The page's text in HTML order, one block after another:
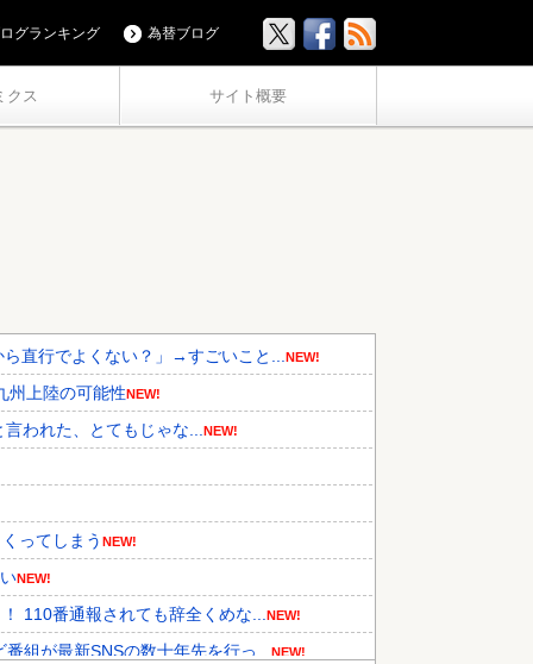
クス サイト概要
グランキング 為替ブログ
直行でよくない？」→すごいこと... NEW!
州上陸の可能性NEW!
われた、とてもじゃな... NEW!
ってしまう NEW!
NEW!
110番通報されても辞全くめな... NEW!
組が最新SNSの数十年先を行っ... NEW!